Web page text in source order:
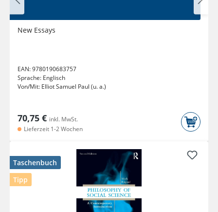
New Essays
EAN:9780190683757
Sprache: Englisch
Von/Mit: Elliot Samuel Paul (u. a.)
70,75 € inkl. MwSt.
Lieferzeit 1-2 Wochen
Taschenbuch
Tipp